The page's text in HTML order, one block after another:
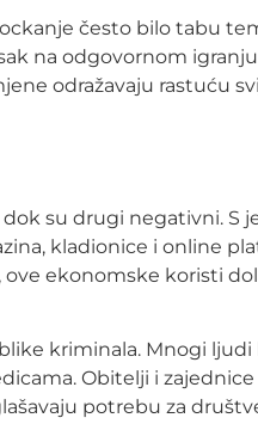
često bilo tabu
na odgovornom
odražavaju rastuću
su drugi negativni. S
kladionice i online
ekonomske koristi
kriminala. Mnogi
Obitelji i
potrebu za